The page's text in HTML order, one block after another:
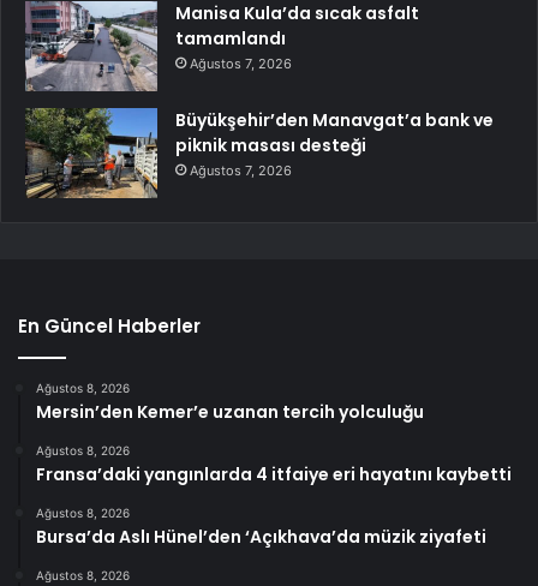
Manisa Kula’da sıcak asfalt
tamamlandı
Ağustos 7, 2026
Büyükşehir’den Manavgat’a bank ve
piknik masası desteği
Ağustos 7, 2026
En Güncel Haberler
Ağustos 8, 2026
Mersin’den Kemer’e uzanan tercih yolculuğu
Ağustos 8, 2026
Fransa’daki yangınlarda 4 itfaiye eri hayatını kaybetti
Ağustos 8, 2026
Bursa’da Aslı Hünel’den ‘Açıkhava’da müzik ziyafeti
Ağustos 8, 2026